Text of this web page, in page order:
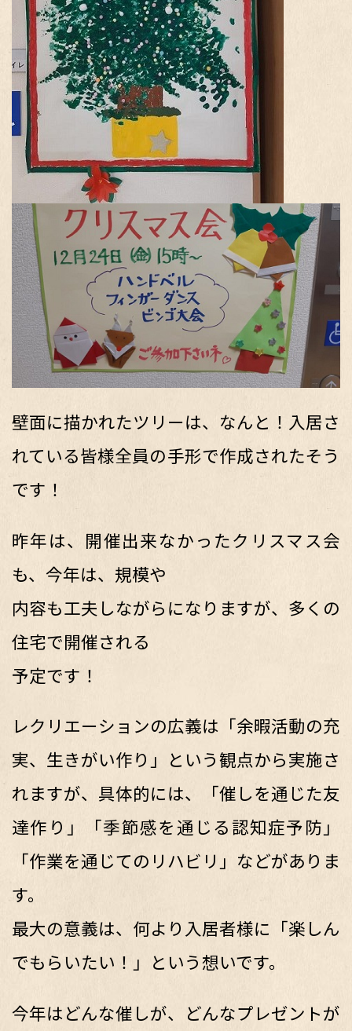
壁面に描かれたツリーは、なんと！入居さ
れている皆様全員の手形で作成されたそう
です！
昨年は、開催出来なかったクリスマス会
も、今年は、規模や
内容も工夫しながらになりますが、多くの
住宅で開催される
予定です！
レクリエーションの広義は「余暇活動の充
実、生きがい作り」という観点から実施さ
れますが、具体的には、「催しを通じた友
達作り」「季節感を通じる認知症予防」
「作業を通じてのリハビリ」などがありま
す。
最大の意義は、何より入居者様に「楽しん
でもらいたい！」という想いです。
今年はどんな催しが、どんなプレゼントが